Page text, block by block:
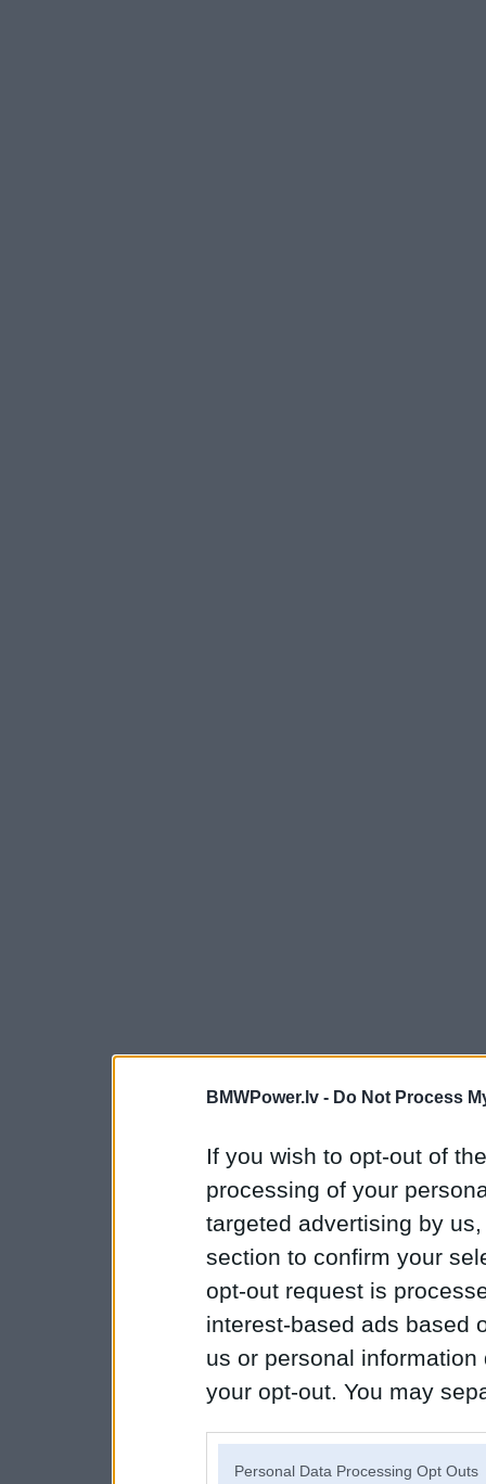
BMWPower.lv - Do Not Process
If you wish to opt-out of
processing of your
targeted advertising by
section to confirm your
opt-out request is
interest-based ads based
us or personal
your opt-out. You may
Personal Data Processing Opt Outs